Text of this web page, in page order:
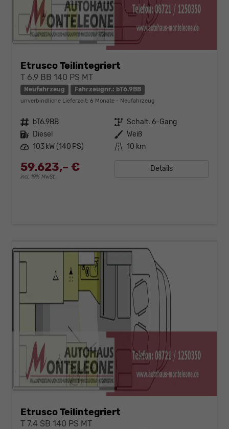
Etrusco Teilintegriert
T 6.9 BB 140 PS MT
Neufahrzeug Fahrzeugnr.: bT6.9BB
unverbindliche Lieferzeit: 6 Monate Neufahrzeug
Fahrzeugnr. bT6.9BB Getriebe Schalt. 6-Gang
Kraftstoff Diesel Außenfarbe Weiß
Leistung 103 kW (140 PS) Kilometerstand 10 km
59.623,– €
incl. 19% MwSt.
Details
Etrusco Teilintegriert
T 7.4 SB 140 PS MT